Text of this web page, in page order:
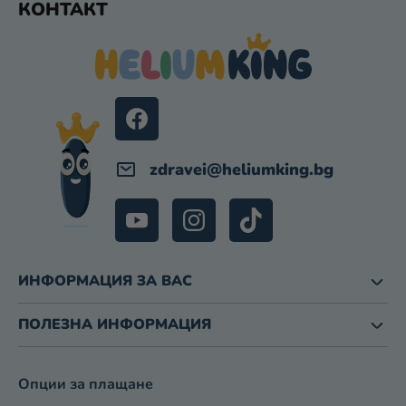
И
З
Б
В
Н
Е
КОНТАКТ
zdravei@heliumking.bg
ИНФОРМАЦИЯ ЗА ВАС
ПОЛЕЗНА ИНФОРМАЦИЯ
Опции за плащане